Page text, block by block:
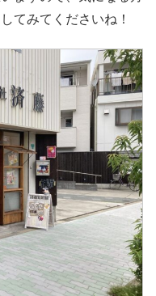
てみてくださいね！